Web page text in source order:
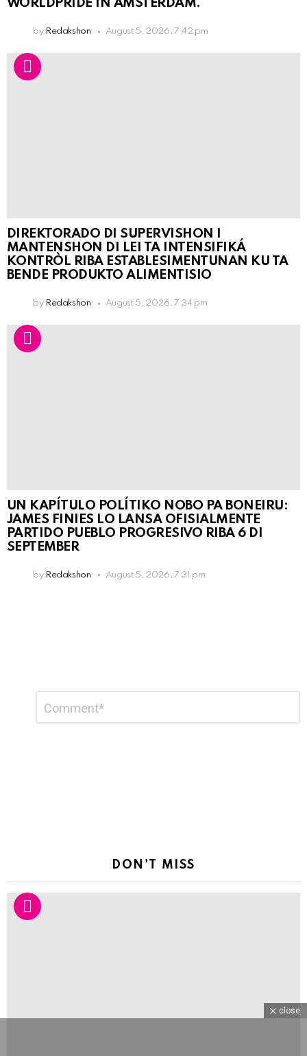
WORLDPRIDE IN AMSTERDAM.
by Redakshon August 5, 2026, 7:42 pm
DIREKTORADO DI SUPERVISHON I
MANTENSHON DI LEI TA INTENSIFIKÁ
KONTRÒL RIBA ESTABLESIMENTUNAN KU TA
BENDE PRODUKTO ALIMENTISIO
by Redakshon August 5, 2026, 7:34 pm
UN KAPÍTULO POLÍTIKO NOBO PA BONEIRU:
JAMES FINIES LO LANSA OFISIALMENTE
PARTIDO PUEBLO PROGRESIVO RIBA 6 DI
SEPTEMBER
by Redakshon August 5, 2026, 7:31 pm
Reply
DON'T MISS
close